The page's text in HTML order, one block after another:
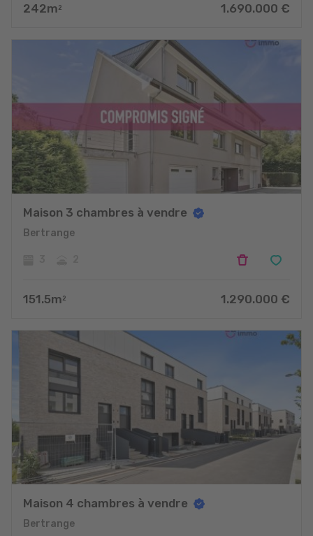
242m 2 1.690.000 €
Maison 3 chambres à vendre
Bertrange
151.5m 2 1.290.000 €
Maison 4 chambres à vendre
Bertrange